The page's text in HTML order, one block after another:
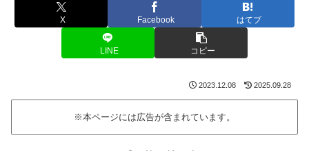
X Facebook はてブ
LINE コピー
2023.12.08 2025.09.28
※本ページには広告が含まれています。